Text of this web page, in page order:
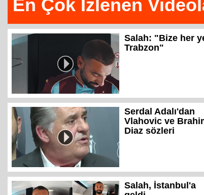
En Çok İzlenen
Salah: "Bize her
Trabzon"
Serdal Adalı'dan
Vlahovic ve
Diaz sözleri
Salah, İstanbul'a